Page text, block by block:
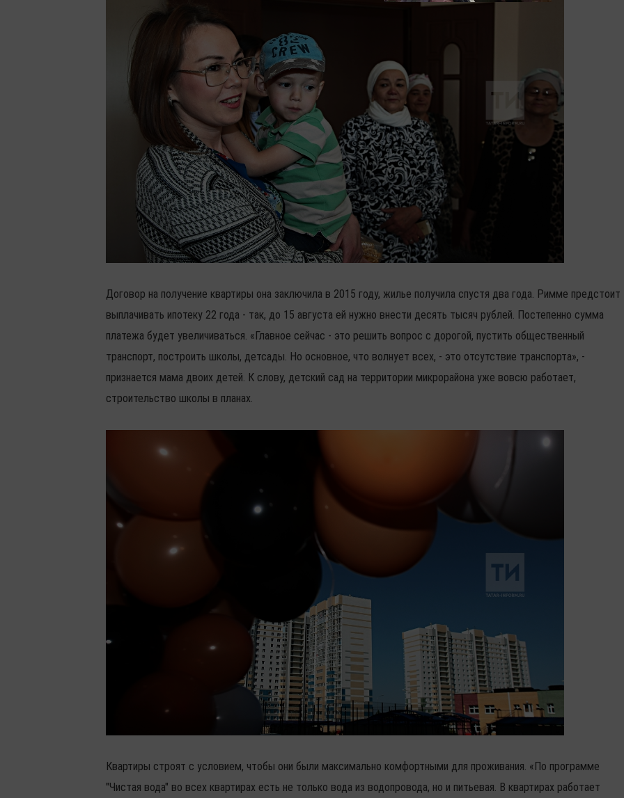
Договор на получение квартиры она заключила в 2015 году, жилье получила спустя два года. Римме предстоит
выплачивать ипотеку 22 года - так, до 15 августа ей нужно внести десять тысяч рублей. Постепенно сумма
платежа будет увеличиваться. «Главное сейчас - это решить вопрос с дорогой, пустить общественный
транспорт, построить школы, детсады. Но основное, что волнует всех, - это отсутствие транспорта», -
признается мама двоих детей. К слову, детский сад на территории микрорайона уже вовсю работает,
строительство школы в планах.
Квартиры строят с условием, чтобы они были максимально комфортными для проживания. «По программе
"Чистая вода" во всех квартирах есть не только вода из водопровода, но и питьевая. В квартирах работает